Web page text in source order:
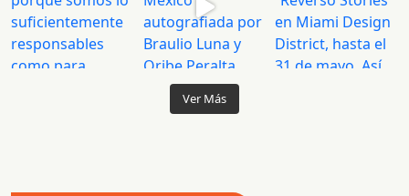
Ver Más